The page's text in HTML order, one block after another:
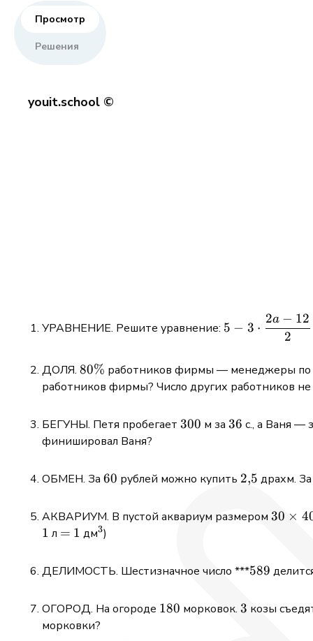
Просмотр
Решения
youit.school ©
УРАВНЕНИЕ. Решите уравнение: 5-
5 − 3 ⋅
2
2a − 12
ДОЛЯ. 80\%
80% работников фирмы — менеджеры по
работников фирмы? Число других работников не
БЕГУНЫ. Петя пробегает 300
300 м за 36
36 с., а Ваня —
финишировал Ваня?
ОБМЕН. За 60
60 рублей можно купить 2{,}5
2,5 драхм.
АКВАРИУМ. В пустой аквариум размером 30 ×
1 л =
= 1
1 дм^3
3)
ДЕЛИМОСТЬ. Шестизначное число ***589
589
ОГОРОД. На огороде 180
180 морковок. 3
3 козы
морковки?